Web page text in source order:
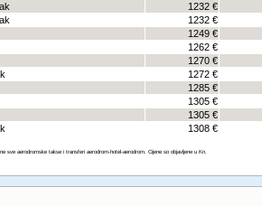
1232 €
1232 €
1249 €
1262 €
1270 €
1272 €
1285 €
1305 €
1305 €
1308 €
aerodromske takse i transferi aerodrom-hotel-aerodrom. Cijene so objavljene u Kn.